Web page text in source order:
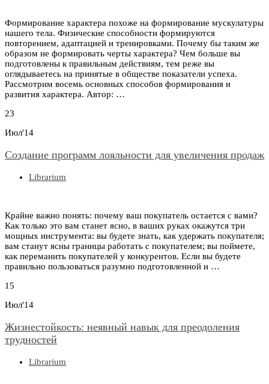
Формирование характера похоже на формирование мускулатуры
нашего тела. Физические способности формируются
повторением, адаптацией и тренировками. Почему бы таким же
образом не формировать черты характера? Чем больше вы
подготовлены к правильным действиям, тем реже вы
оглядываетесь на принятые в обществе показатели успеха.
Рассмотрим восемь основных способов формирования и
развития характера. Автор: …
23
Июл'14
Создание программ лояльности для увеличения продаж
Librarium
Крайне важно понять: почему ваш покупатель остается с вами?
Как только это вам станет ясно, в ваших руках окажутся три
мощных инструмента: вы будете знать, как удержать покупателя;
вам станут ясны границы работать с покупателем; вы поймете,
как переманить покупателей у конкурентов. Если вы будете
правильно пользоваться разумно подготовленной и …
15
Июл'14
Жизнестойкость: неявный навык для преодоления
трудностей
Librarium